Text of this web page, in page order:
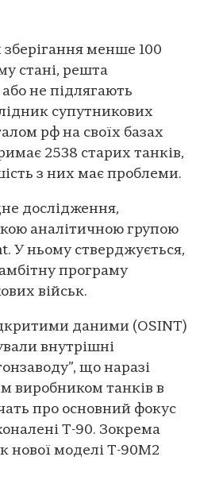
зберігання менше 100
стані, решта
не підлягають
супутникових
рф на своїх базах
2538 старих танків,
з них має проблеми.
дослідження,
аналітичною групою
У ньому стверджується,
програму
військ.
даними (OSINT)
внутрішні
що наразі
виробником танків в
про основний фокус
T-90. Зокрема
нової моделі T-90M2